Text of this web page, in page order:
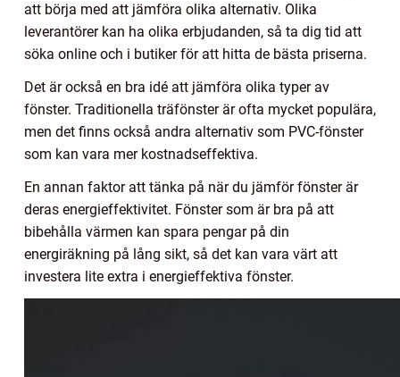
att börja med att jämföra olika alternativ. Olika
leverantörer kan ha olika erbjudanden, så ta dig tid att
söka online och i butiker för att hitta de bästa priserna.
Det är också en bra idé att jämföra olika typer av
fönster. Traditionella träfönster är ofta mycket populära,
men det finns också andra alternativ som PVC-fönster
som kan vara mer kostnadseffektiva.
En annan faktor att tänka på när du jämför fönster är
deras energieffektivitet. Fönster som är bra på att
bibehålla värmen kan spara pengar på din
energiräkning på lång sikt, så det kan vara värt att
investera lite extra i energieffektiva fönster.